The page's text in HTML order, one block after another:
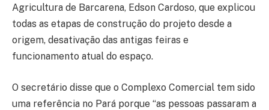
Agricultura de Barcarena, Edson Cardoso, que explicou
todas as etapas de construção do projeto desde a
origem, desativação das antigas feiras e
funcionamento atual do espaço.
O secretário disse que o Complexo Comercial tem sido
uma referência no Pará porque “as pessoas passaram a